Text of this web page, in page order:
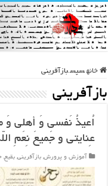
خانه سپس بازآفرینی
بازآفرینی
اُعیذُ نَفسی وَ أهلی وَ
عِنایتی و جَمیعَ نِعَمِ
آموزش و پرورش, بازآفرینی, بقیع,